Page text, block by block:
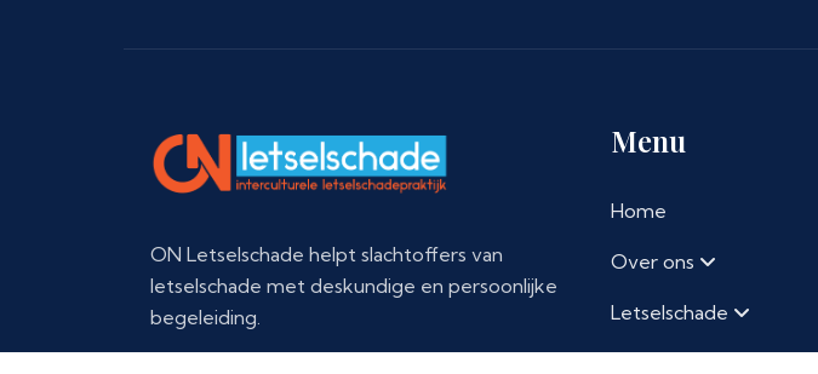
ON Letselschade helpt slachtoffers van
letselschade met deskundige en persoonlijke
begeleiding.
Menu
Home
Over ons
Letselschade